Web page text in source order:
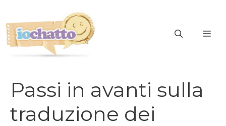
contenuto
Passi in avanti sulla
traduzione dei